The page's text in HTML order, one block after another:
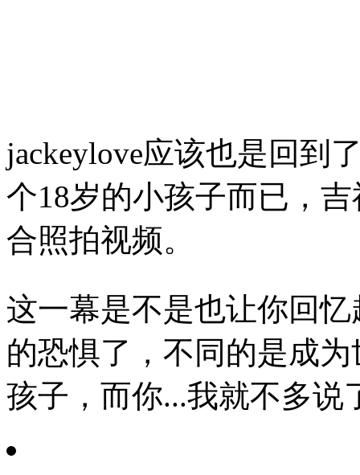
jackeylove应该也是回到
个18岁的小孩子而已，
合照拍视频。
这一幕是不是也让你回
的恐惧了，不同的是成
孩子，而你...我就不多说